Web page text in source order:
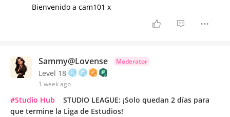
Bienvenido a cam101 x
Sammy@Lovense Moderator
Level 18
1 week ago
#Studio Hub
STUDIO LEAGUE: ¡Solo quedan 2 días para
que termine la Liga de Estudios!